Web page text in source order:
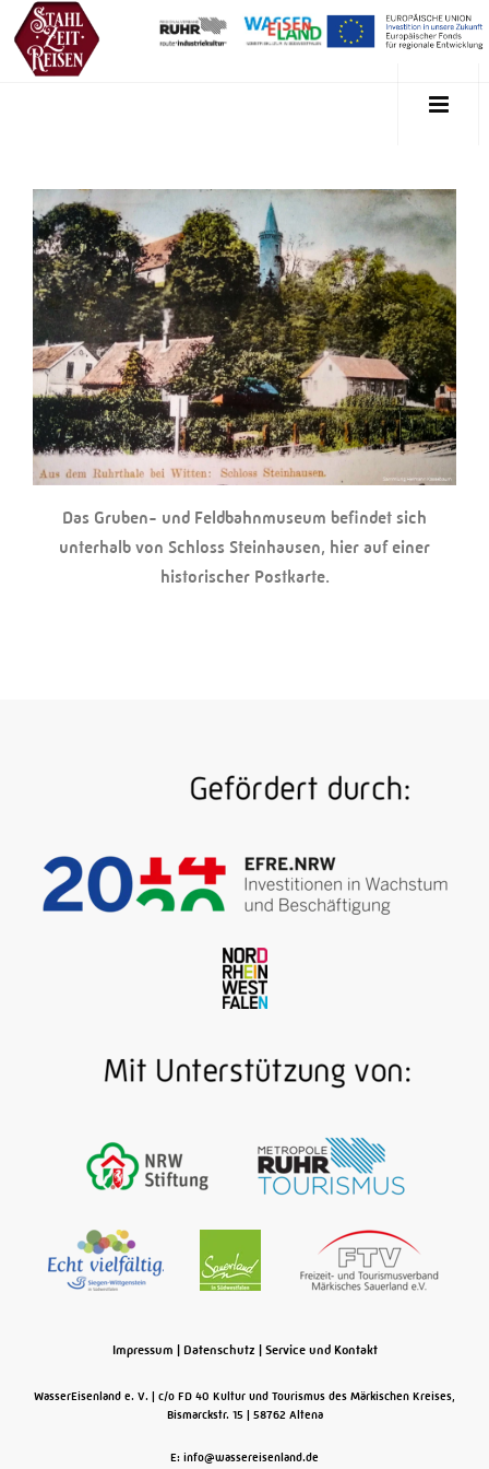
Das Gruben- und Feldbahnmuseum befindet sich
unterhalb von Schloss Steinhausen, hier auf einer
historischer Postkarte.
Impressum Datenschutz Service und Kontakt
WasserEisenland e. V.
c/o FD 40 Kultur und Tourismus des Märkischen Kreises,
Bismarckstr. 15
58762 Altena
E: info@wassereisenland.de